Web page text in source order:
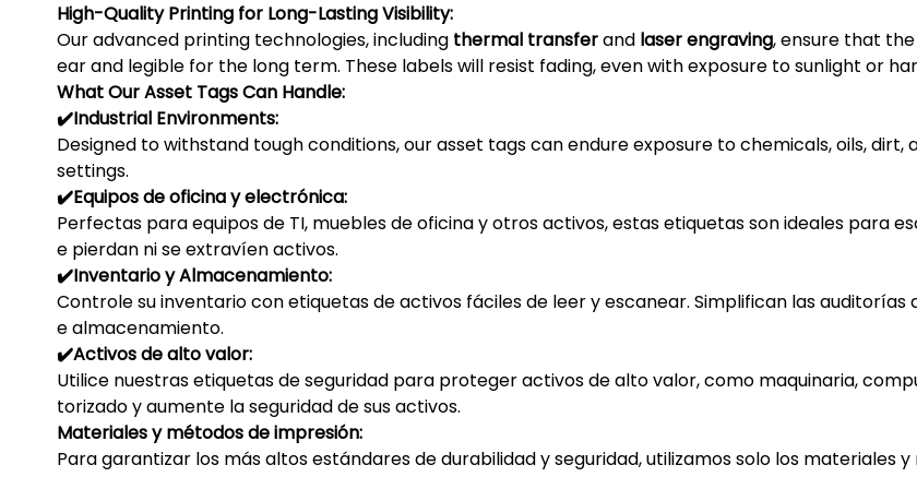
High-Quality Printing for Long-Lasting Visibility:
Our advanced printing technologies, including thermal transferand laser engraving, ensure that
ear and legible for the long term. These labels will resist fading, even with exposure to sunlight or
What Our Asset Tags Can Handle:
✔️Industrial Environments:
Designed to withstand tough conditions, our asset tags can endure exposure to chemicals, oils,
settings.
✔️Equipos de oficina y electrónica:
Perfectas para equipos de TI, muebles de oficina y otros activos, estas etiquetas son ideales para
e pierdan ni se extravíen activos.
✔️Inventario y Almacenamiento:
Controle su inventario con etiquetas de activos fáciles de leer y escanear. Simplifican las
e almacenamiento.
✔️Activos de alto valor:
Utilice nuestras etiquetas de seguridad para proteger activos de alto valor, como maquinaria,
torizado y aumente la seguridad de sus activos.
Materiales y métodos de impresión:
Para garantizar los más altos estándares de durabilidad y seguridad, utilizamos solo los